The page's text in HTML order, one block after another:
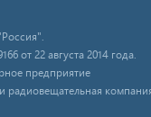
от 22 августа 2014 года.
предприятие
радиовещательная